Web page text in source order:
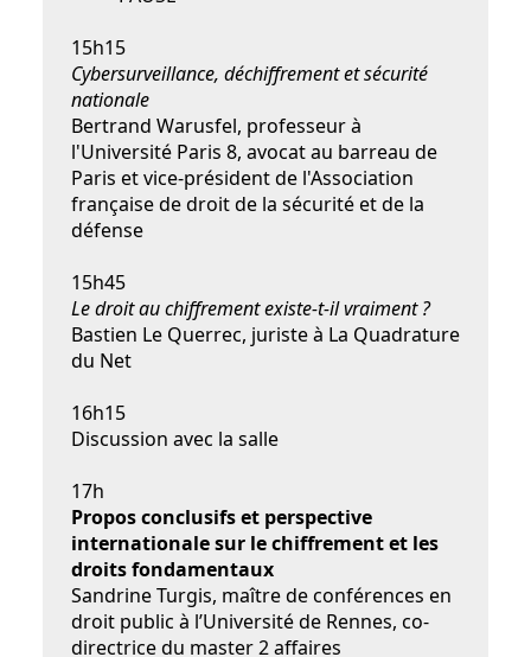
15h15
Cybersurveillance, déchiffrement et sécurité
nationale
Bertrand Warusfel, professeur à
l'Université Paris 8, avocat au barreau de
Paris et vice-président de l'Association
française de droit de la sécurité et de la
défense
15h45
Le droit au chiffrement existe-t-il vraiment ?
Bastien Le Querrec, juriste à La Quadrature
du Net
16h15
Discussion avec la salle
17h
Propos conclusifs et perspective
internationale sur le chiffrement et les
droits fondamentaux
Sandrine Turgis, maître de conférences en
droit public à l’Université de Rennes, co-
directrice du master 2 affaires